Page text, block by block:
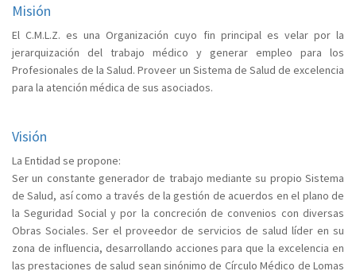
Misión
El C.M.L.Z. es una Organización cuyo fin principal es velar por la
jerarquización del trabajo médico y generar empleo para los
Profesionales de la Salud. Proveer un Sistema de Salud de excelencia
para la atención médica de sus asociados.
Visión
La Entidad se propone:
Ser un constante generador de trabajo mediante su propio Sistema
de Salud, así como a través de la gestión de acuerdos en el plano de
la Seguridad Social y por la concreción de convenios con diversas
Obras Sociales. Ser el proveedor de servicios de salud líder en su
zona de influencia, desarrollando acciones para que la excelencia en
las prestaciones de salud sean sinónimo de Círculo Médico de Lomas